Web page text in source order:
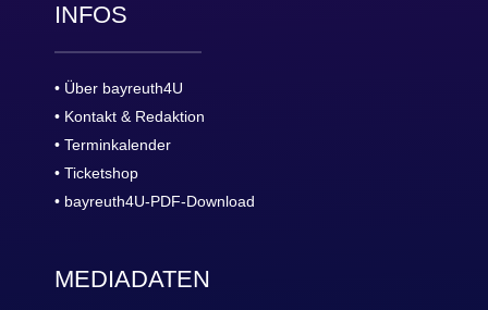
INFOS
• Über bayreuth4U
• Kontakt & Redaktion
• Terminkalender
• Ticketshop
• bayreuth4U-PDF-Download
MEDIADATEN